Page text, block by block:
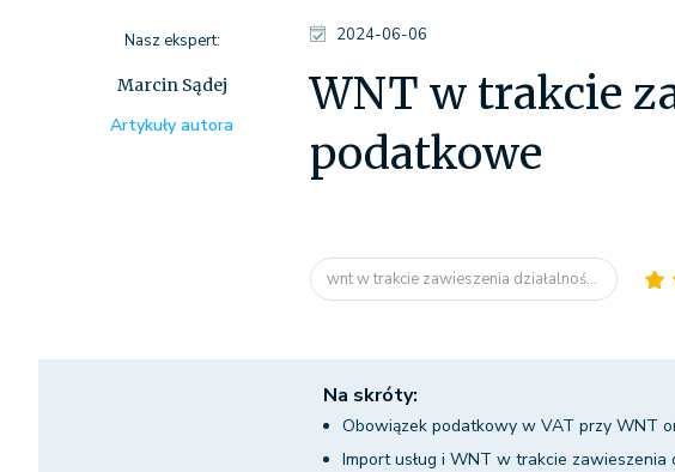
2024-06-06
WNT w trakcie
podatkowe
wnt w trakcie zawieszenia działalnoś...
Nasz ekspert:
Marcin Sądej
Artykuły autora
Na skróty:
Obowiązek podatkowy w VAT przy WNT
Import usług i WNT w trakcie zawieszenia